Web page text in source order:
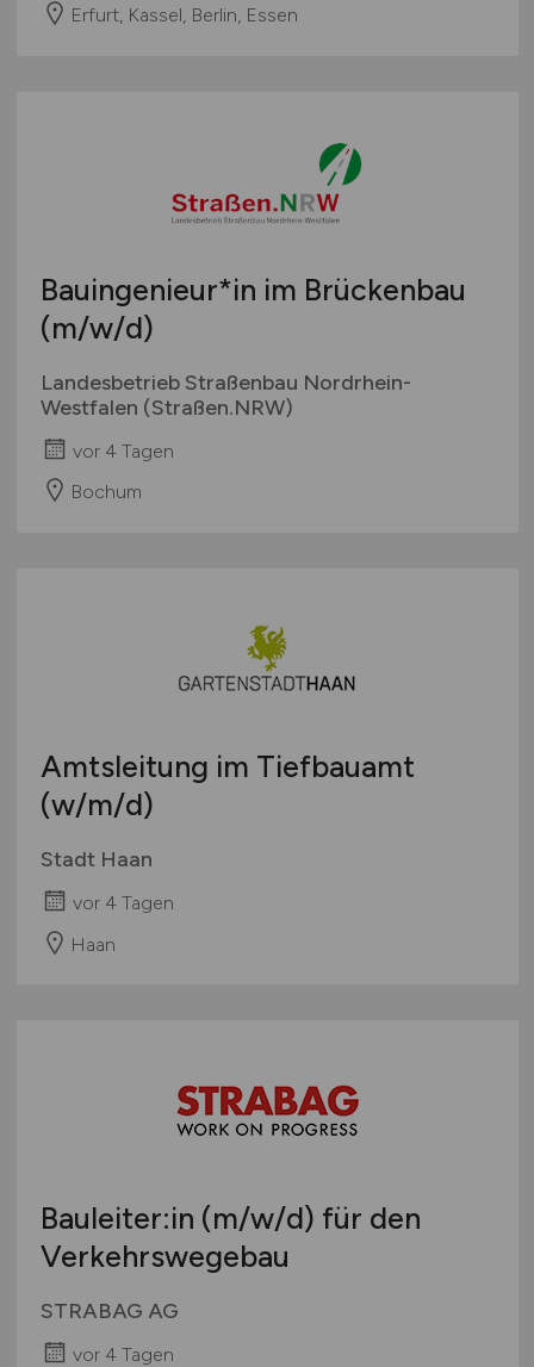
Erfurt, Kassel, Berlin, Essen
Bauingenieur*in im Brückenbau
(m/w/d)
Landesbetrieb Straßenbau Nordrhein-
Westfalen (Straßen.NRW)
vor 4 Tagen
Bochum
Amtsleitung im Tiefbauamt
(w/m/d)
Stadt Haan
vor 4 Tagen
Haan
Bauleiter:in (m/w/d) für den
Verkehrswegebau
STRABAG AG
vor 4 Tagen